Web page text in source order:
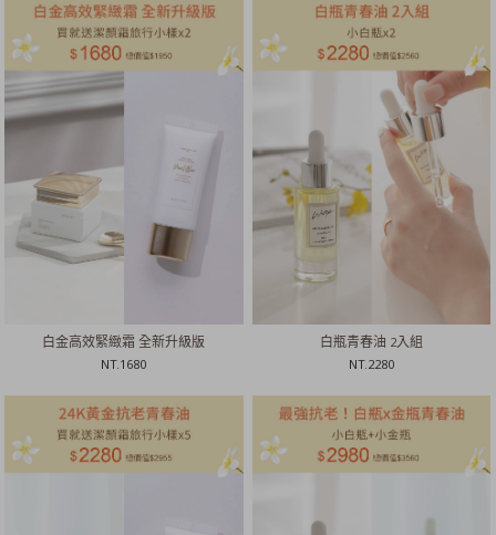
白金高效緊緻霜 全新升級版
NT.1680
白瓶青春油 2入組
NT.2280